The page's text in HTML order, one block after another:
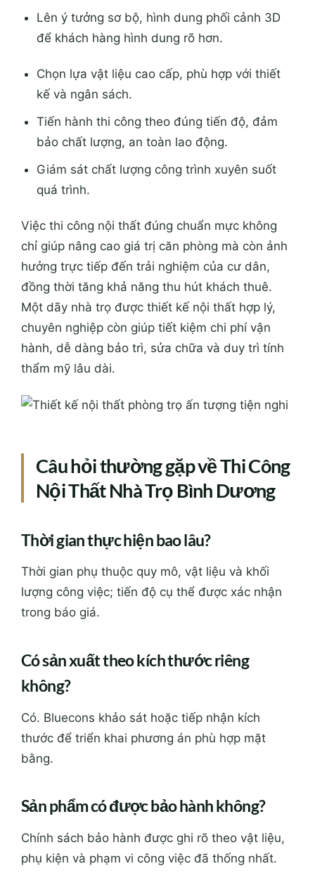
Lên ý tưởng sơ bộ, hình dung phối cảnh 3D
để khách hàng hình dung rõ hơn.
Chọn lựa vật liệu cao cấp, phù hợp với thiết
kế và ngân sách.
Tiến hành thi công theo đúng tiến độ, đảm
bảo chất lượng, an toàn lao động.
Giám sát chất lượng công trình xuyên suốt
quá trình.
Việc thi công nội thất đúng chuẩn mực không
chỉ giúp nâng cao giá trị căn phòng mà còn ảnh
hưởng trực tiếp đến trải nghiệm của cư dân,
đồng thời tăng khả năng thu hút khách thuê.
Một dãy nhà trọ được thiết kế nội thất hợp lý,
chuyên nghiệp còn giúp tiết kiệm chi phí vận
hành, dễ dàng bảo trì, sửa chữa và duy trì tính
thẩm mỹ lâu dài.
Câu hỏi thường gặp về Thi Công
Nội Thất Nhà Trọ Bình Dương
Thời gian thực hiện bao lâu?
Thời gian phụ thuộc quy mô, vật liệu và khối
lượng công việc; tiến độ cụ thể được xác nhận
trong báo giá.
Có sản xuất theo kích thước riêng
không?
Có. Bluecons khảo sát hoặc tiếp nhận kích
thước để triển khai phương án phù hợp mặt
bằng.
Sản phẩm có được bảo hành không?
Chính sách bảo hành được ghi rõ theo vật liệu,
phụ kiện và phạm vi công việc đã thống nhất.